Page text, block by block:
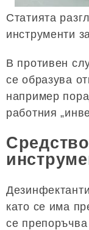
Статията
инструменти
В противен
се образува
например
работния
като се има
се